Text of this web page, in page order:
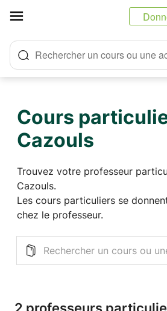
Rechercher un cours ou une
Cours
Cazouls
Trouvez votre professeur
Cazouls.
Les cours particuliers se
chez le professeur.